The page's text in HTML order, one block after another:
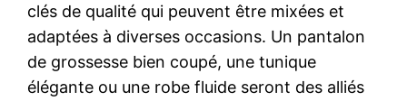
clés de qualité qui peuvent être mixées et
adaptées à diverses occasions. Un pantalon
de grossesse bien coupé, une tunique
élégante ou une robe fluide seront des alliés